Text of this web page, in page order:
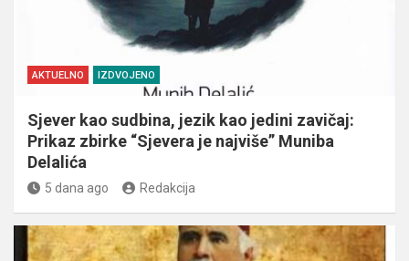
AKTUELNO IZDVOJENO
Sjever kao sudbina, jezik kao jedini zavičaj:
Prikaz zbirke “Sjevera je najviše” Muniba
Delalića
5 dana ago Redakcija